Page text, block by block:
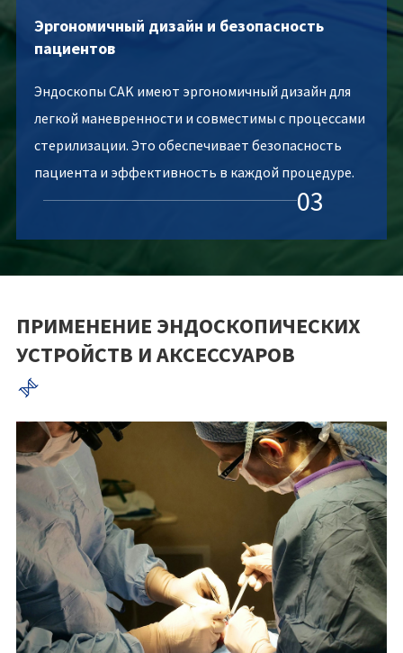
Эргономичный дизайн и безопасность
пациентов
Эндоскопы CAK имеют эргономичный дизайн для
легкой маневренности и совместимы с процессами
стерилизации. Это обеспечивает безопасность
пациента и эффективность в каждой процедуре.
03
ПРИМЕНЕНИЕ ЭНДОСКОПИЧЕСКИХ
УСТРОЙСТВ И АКСЕССУАРОВ
